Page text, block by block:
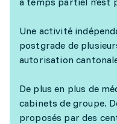
Une activité
postgrade de
autorisation
De plus en plus de
cabinets de groupe.
proposés par des